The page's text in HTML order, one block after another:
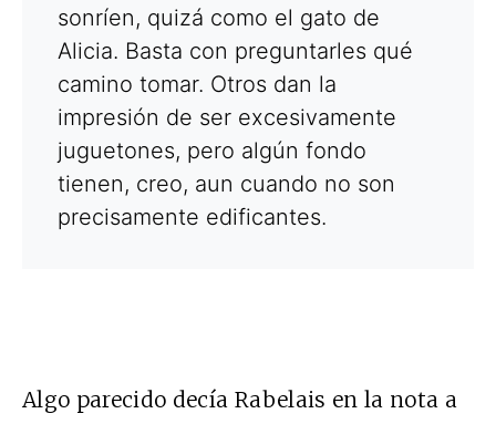
sonríen, quizá como el gato de
Alicia. Basta con preguntarles qué
camino tomar. Otros dan la
impresión de ser excesivamente
juguetones, pero algún fondo
tienen, creo, aun cuando no son
precisamente edificantes.
Algo parecido decía Rabelais en la nota a